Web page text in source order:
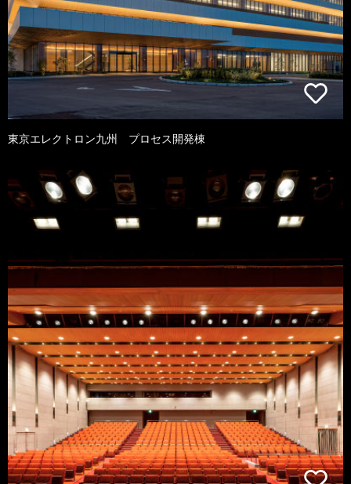
東京エレクトロン九州 プロセス開発棟